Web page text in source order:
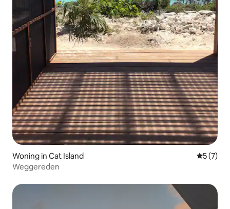
Woning in Cat Island
5 (7)
Weggereden